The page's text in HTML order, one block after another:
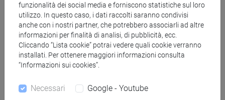
12/07/2021
Venice G20 #3: climate and finance
11/07/2021
Focus G20 #3: clima e finanza
Focus G20 #2: ranking di sostenibilità e
funzionalità dei social media e forniscono statistiche sul loro
utilizzo. In questo caso, i dati raccolti saranno condivisi
anche con i nostri partner, che potrebbero associarli ad altre
informazioni per finalità di analisi, di pubblicità, ecc.
Cliccando “Lista cookie” potrai vedere quali cookie verranno
installati. Per ottenere maggiori informazioni consulta
“Informazioni sui cookies”.
Necessari Google - Youtube